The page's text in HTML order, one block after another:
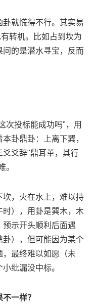
就慌得不行。其实易
转机。比如占到坎为
的是潜水寻宝，反而
次投标能成功吗"，用
卦鼎卦：上离下巽，
爻爻辞"鼎耳革，其行
。
坎，火在水上，难以持
），用卦是巽木，木
示开头顺利后面遇
卦），但可能因为某个
，最终难以如愿（未
纰漏没中标。
一样？